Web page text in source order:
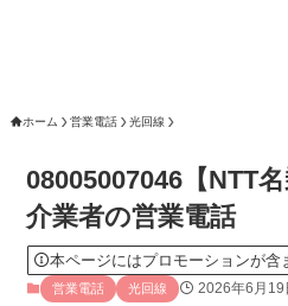
ホーム 営業電話 光回線
08005007046【NTT
介業者の営業電話
本ページにはプロモーションが含
営業電話 光回線 2026年6月19